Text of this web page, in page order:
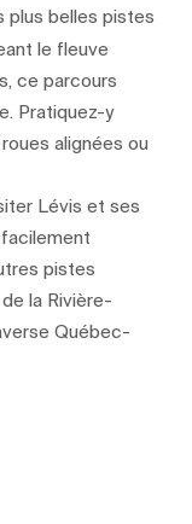
plus belles pistes
le fleuve
ce parcours
Pratiquez-y
alignées ou
Lévis et ses
pistes
la Rivière-
Québec-